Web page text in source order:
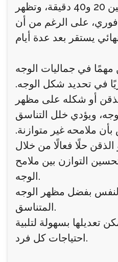
تستغرق الجلسة عادة بين 20 و40 دقيقة، وتظهر
فوري، على الرغم من أن
في جماليات الوجه
في تحديد شكل الوجه.
أو شكله على مظهر
ويؤدي خلل التناسق
ملامحه غير متوازنة.
التوازن بين ملامح
الوجه.
بفضل مظهر الوجه
المتناسق.
تعديلها بسهولة لتلبية
احتياجات كل فرد.